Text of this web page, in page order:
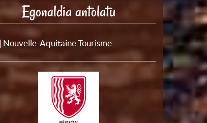
Egonaldia antolatu
| Nouvelle-Aquitaine Tourisme